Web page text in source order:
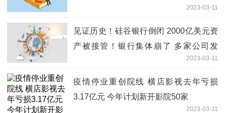
2023-03-11
见证历史！硅谷银行倒闭 2000亿美元资
产被接管！银行集体崩了 多家公司发
2023-03-11
疫情停业重创院线 横店影视去年亏损
3.17亿元 今年计划新开影院50家
2023-03-11